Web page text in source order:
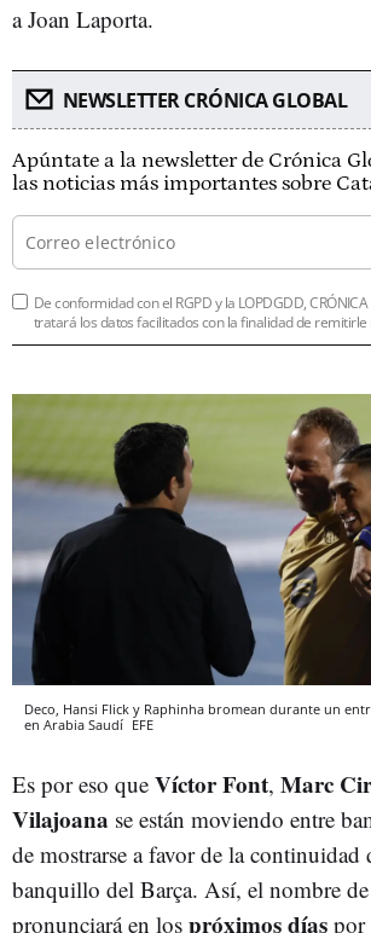
a Joan Laporta.
NEWSLETTER CRÓNICA GLOBAL
Apúntate a la newsletter de Crónica
las noticias más importantes sobre
De conformidad con el RGPD y la LOPDGDD, CRÓNICA
tratará los datos facilitados con la finalidad de remitirle
Deco, Hansi Flick y Raphinha bromean durante un
en Arabia Saudí EFE
Es por eso que Víctor Font, Marc
Vilajoana se están moviendo entre
de mostrarse a favor de la continuidad
banquillo del Barça. Así, el nombre de
pronunciará en los próximos días por